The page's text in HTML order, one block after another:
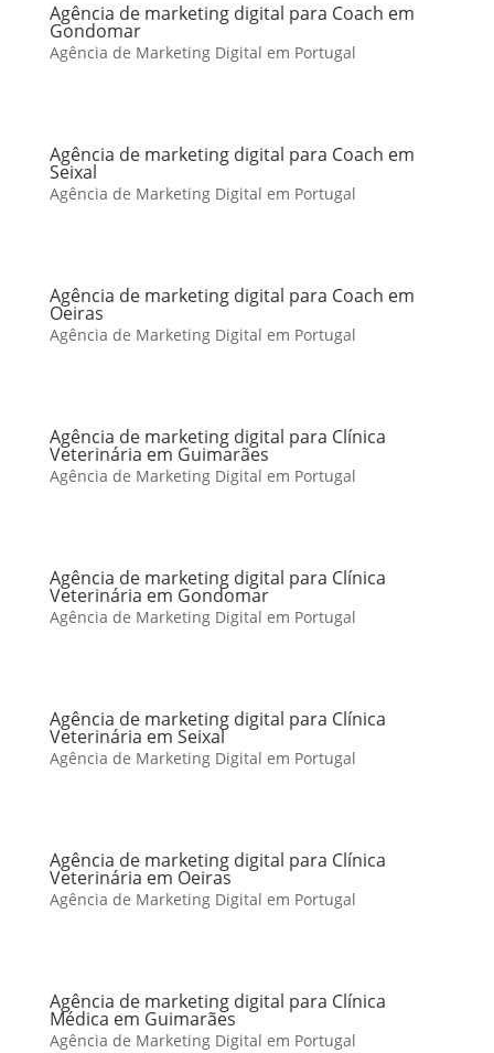
Agência de marketing digital para Coach em
Gondomar
Agência de Marketing Digital em Portugal
Agência de marketing digital para Coach em
Seixal
Agência de Marketing Digital em Portugal
Agência de marketing digital para Coach em
Oeiras
Agência de Marketing Digital em Portugal
Agência de marketing digital para Clínica
Veterinária em Guimarães
Agência de Marketing Digital em Portugal
Agência de marketing digital para Clínica
Veterinária em Gondomar
Agência de Marketing Digital em Portugal
Agência de marketing digital para Clínica
Veterinária em Seixal
Agência de Marketing Digital em Portugal
Agência de marketing digital para Clínica
Veterinária em Oeiras
Agência de Marketing Digital em Portugal
Agência de marketing digital para Clínica
Médica em Guimarães
Agência de Marketing Digital em Portugal